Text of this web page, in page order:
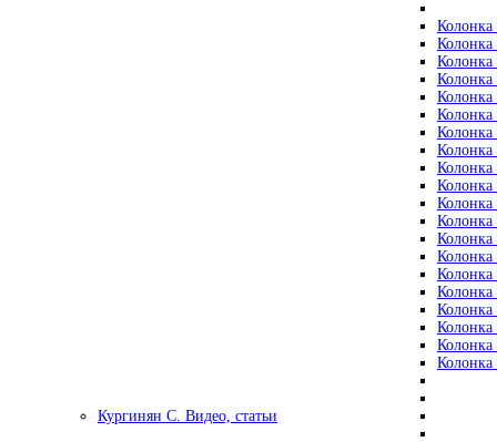
Колонка
Колонка
Колонка
Колонка
Колонка
Колонка
Колонка
Колонка
Колонка
Колонка
Колонка
Колонка
Колонка
Колонка
Колонка
Колонка
Колонка
Колонка
Колонка
Колонка
Кургинян С. Видео, статьи